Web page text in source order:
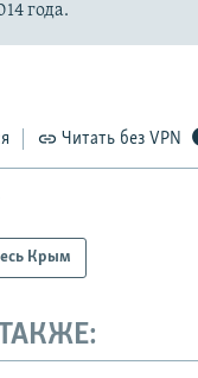
года.
Читать без VPN
Крым